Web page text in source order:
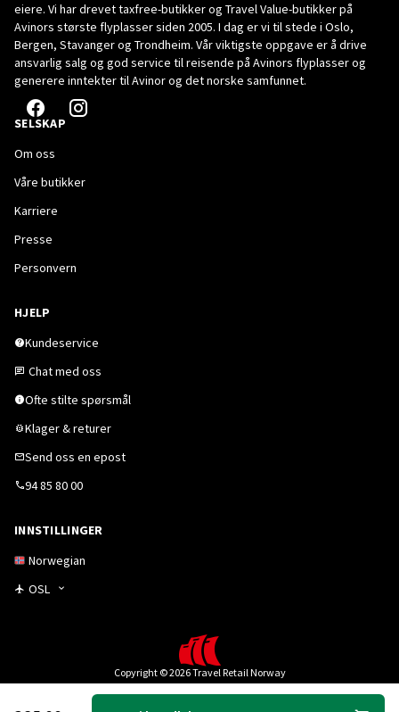
eiere. Vi har drevet taxfree-butikker og Travel Value-butikker på
Avinors største flyplasser siden 2005. I dag er vi til stede i Oslo,
Bergen, Stavanger og Trondheim. Vår viktigste oppgave er å drive
ansvarlig salg og god service til reisende på Avinors flyplasser og
generere inntekter til Avinor og det norske samfunnet.
SELSKAP
Om oss
Våre butikker
Karriere
Presse
Personvern
HJELP
Kundeservice
Chat med oss
Ofte stilte spørsmål
Klager & returer
Send oss en epost
94 85 80 00
INNSTILLINGER
Norwegian
OSL
Copyright © 2026 Travel Retail Norway